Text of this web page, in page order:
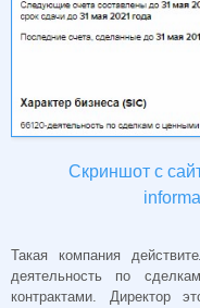
Скриншот с
Такая компания
деятельность по
контрактами. Директор